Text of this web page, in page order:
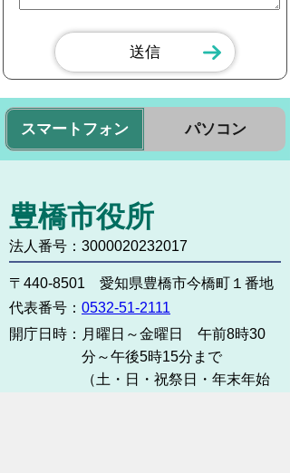
スマートフォン パソコン
豊橋市役所
法人番号：3000020232017
〒440-8501 愛知県豊橋市今橋町１番地
代表番号： 0532-51-2111
開庁日時： 月曜日～金曜日 午前8時30
分～午後5時15分まで
（土・日・祝祭日・年末年始